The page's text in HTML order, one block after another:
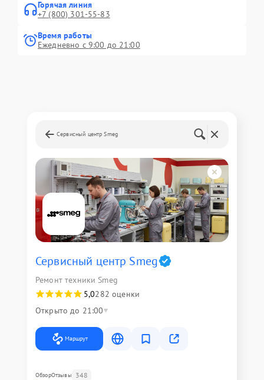
Горячая линия
+7 (800) 301-55-83
Время работы
Ежедневно с 9:00 до 21:00
Сервисный центр Smeg
Сервисный центр Smeg
Ремонт техники Smeg
5,0282 оценки
Открыто до 21:00
Маршрут
ОбзорОтзывы 348